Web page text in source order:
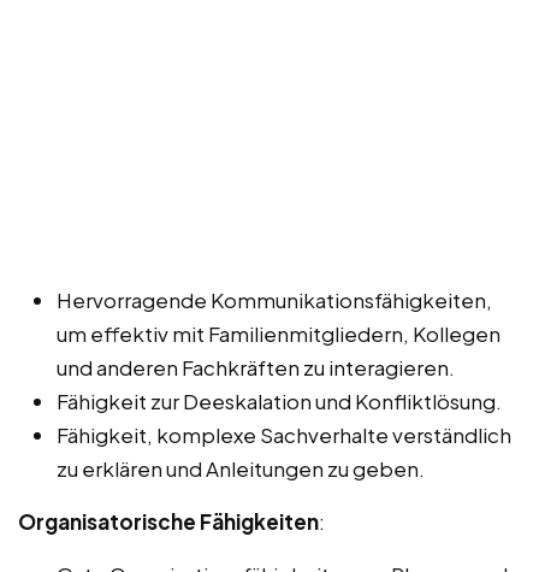
Hervorragende Kommunikationsfähigkeiten,
um effektiv mit Familienmitgliedern, Kollegen
und anderen Fachkräften zu interagieren.
Fähigkeit zur Deeskalation und Konfliktlösung.
Fähigkeit, komplexe Sachverhalte verständlich
zu erklären und Anleitungen zu geben.
Organisatorische Fähigkeiten: